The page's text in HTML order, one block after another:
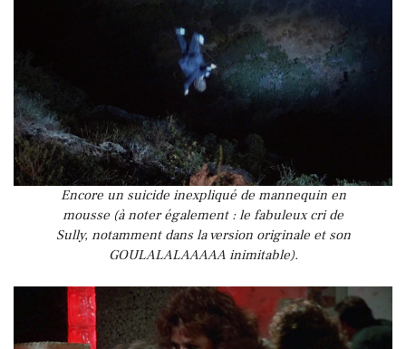
Encore un suicide inexpliqué de mannequin en
mousse (à noter également : le fabuleux cri de
Sully, notamment dans la version originale et son
GOULALALAAAAA inimitable).